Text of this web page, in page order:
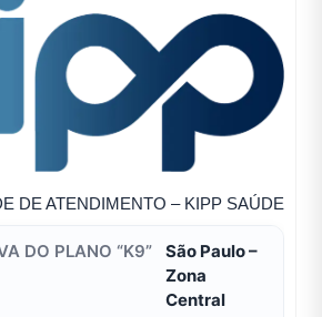
DE ATENDIMENTO – KIPP SAÚDE
São Paulo –
Zona
Central